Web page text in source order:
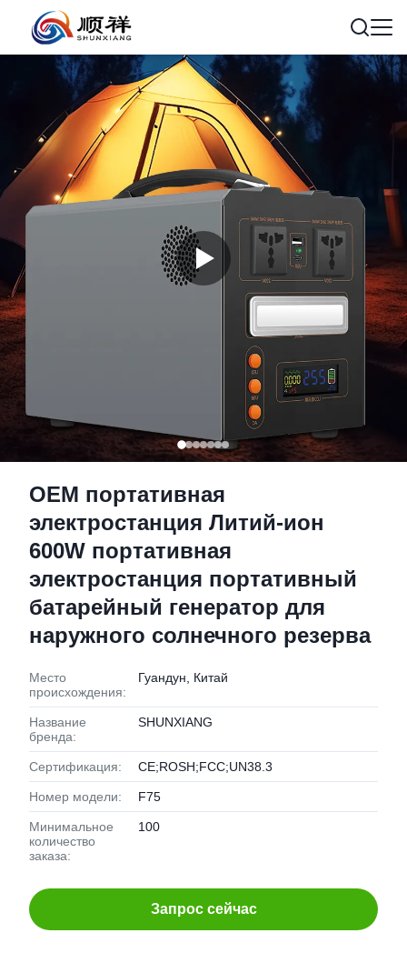
OEM портативная
электростанция Литий-ион
600W портативная
электростанция портативный
батарейный генератор для
наружного солнечного резерва
Место
происхождения:
Гуандун, Китай
Название
бренда:
SHUNXIANG
Сертификация: CE;ROSH;FCC;UN38.3
Номер модели: F75
Минимальное
количество
заказа:
100
Запрос сейчас